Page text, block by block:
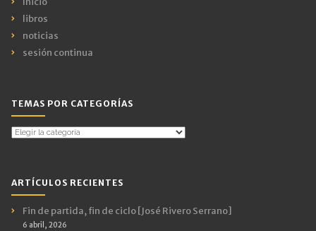
libros
noticias
sesión continua
TEMAS POR CATEGORÍAS
Temas
ARTÍCULOS RECIENTES
Fin de partida, fin de ciclo [José Rivero Serrano]
6 abril, 2026